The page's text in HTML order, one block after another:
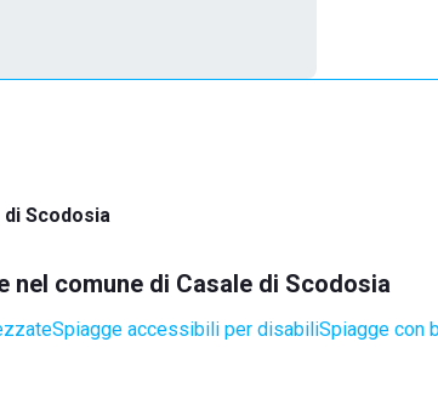
di Scodosia
comune di Casale di Scodosia
Spiagge accessibili per disabiliSpiagge con